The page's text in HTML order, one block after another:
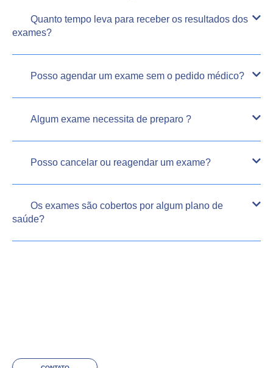
Quanto tempo leva para receber os resultados dos
exames?
Posso agendar um exame sem o pedido médico?
Algum exame necessita de preparo ?
Posso cancelar ou reagendar um exame?
Os exames são cobertos por algum plano de
saúde?